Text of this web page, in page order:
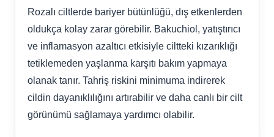
Rozalı ciltlerde bariyer bütünlüğü, dış etkenlerden
oldukça kolay zarar görebilir. Bakuchiol, yatıştırıcı
ve inflamasyon azaltıcı etkisiyle ciltteki kızarıklığı
tetiklemeden yaşlanma karşıtı bakım yapmaya
olanak tanır. Tahriş riskini minimuma indirerek
cildin dayanıklılığını artırabilir ve daha canlı bir cilt
görünümü sağlamaya yardımcı olabilir.